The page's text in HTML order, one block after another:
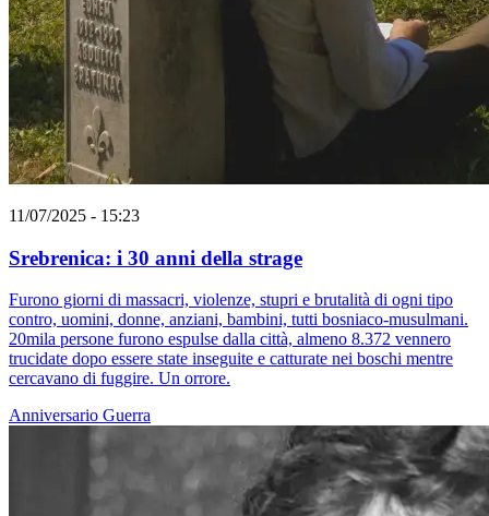
11/07/2025 - 15:23
Srebrenica: i 30 anni della strage
Furono giorni di massacri, violenze, stupri e brutalità di ogni tipo
contro, uomini, donne, anziani, bambini, tutti bosniaco-musulmani.
20mila persone furono espulse dalla città, almeno 8.372 vennero
trucidate dopo essere state inseguite e catturate nei boschi mentre
cercavano di fuggire. Un orrore.
Anniversario Guerra